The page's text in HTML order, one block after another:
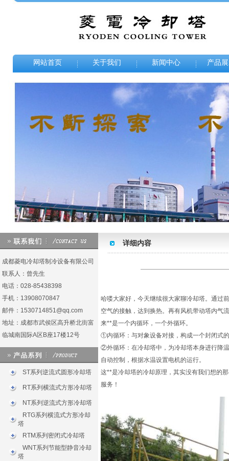
网站首页 关于我们 新闻中心 产品
成都菱电冷却塔制冷设备有限公司
联系人：曾先生
电话：028-85438398
手机：13908070847
邮件：1530714851@qq.com
地址：成都市武侯区高升桥北街富
临城南国际A区B座17楼12号
ST系列逆流式圆形冷却塔
RT系列横流式方形冷却塔
NT系列逆流式方形冷却塔
RTG系列横流式方形冷却
塔
RTM系列密闭式冷却塔
WNT系列节能型静音冷却
塔
详细内容
哈喽大家好，今天继续很大家聊冷却塔。通过
空气的接触，达到换热。再有风机带动塔内气
来**是一个内循环，一个外循环。
①内循环：与对象设备对接，构成一个封闭式
②外循环：在冷却塔中，为冷却塔本身进行降
自动控制，根据水温设置电机的运行。
这**是冷却塔的冷却原理，其实没有我们想的
服务！